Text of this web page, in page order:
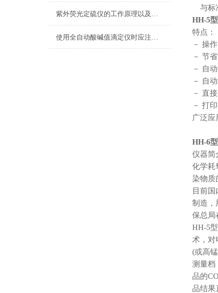
紫外荧光定硫仪的工作原理以及特点
使用全自动酸碱值滴定仪时应注意的要点汇总
与标
HH-5
特点：
－ 操
－ 节
－ 自
－ 自
－ 直
－ 打
广泛
HH-6
仪器简
化学耗
染物质
目前
制造，
保总局
HH-5
术，对
(或高
测量档
品的
品结果